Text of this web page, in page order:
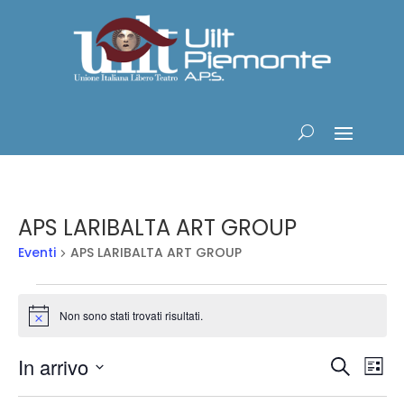
APS LARIBALTA ART GROUP
Eventi APS LARIBALTA ART GROUP
Eventi
Notice Non sono stati trovati risultati.
Eventi
CercaLista
In arrivo